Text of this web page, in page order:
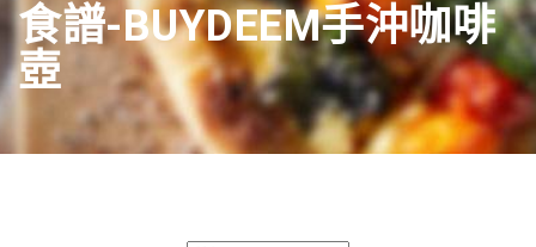
食譜-BUYDEEM手沖咖啡
壺